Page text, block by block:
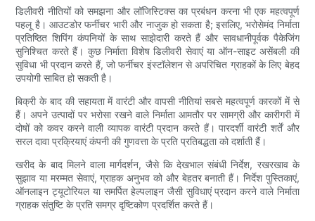
डिलीवरी नीतियों को समझना और लॉजिस्टिक्स का प्रबंधन करना भी एक महत्वपूर्ण
पहलू है। आउटडोर फर्नीचर भारी और नाजुक हो सकता है; इसलिए, भरोसेमंद निर्माता
प्रतिष्ठित शिपिंग कंपनियों के साथ साझेदारी करते हैं और सावधानीपूर्वक पैकेजिंग
सुनिश्चित करते हैं। कुछ निर्माता विशेष डिलीवरी सेवाएं या ऑन-साइट असेंबली की
सुविधा भी प्रदान करते हैं, जो फर्नीचर इंस्टॉलेशन से अपरिचित ग्राहकों के लिए बेहद
उपयोगी साबित हो सकती है।
बिक्री के बाद की सहायता में वारंटी और वापसी नीतियां सबसे महत्वपूर्ण कारकों में से
हैं। अपने उत्पादों पर भरोसा रखने वाले निर्माता आमतौर पर सामग्री और कारीगरी में
दोषों को कवर करने वाली व्यापक वारंटी प्रदान करते हैं। पारदर्शी वारंटी शर्तें और
सरल दावा प्रक्रियाएं कंपनी की गुणवत्ता के प्रति प्रतिबद्धता को दर्शाती हैं।
खरीद के बाद मिलने वाला मार्गदर्शन, जैसे कि देखभाल संबंधी निर्देश, रखरखाव के
सुझाव या मरम्मत सेवाएं, ग्राहक अनुभव को और बेहतर बनाती हैं। निर्देश पुस्तिकाएं,
ऑनलाइन ट्यूटोरियल या समर्पित हेल्पलाइन जैसी सुविधाएं प्रदान करने वाले निर्माता
ग्राहक संतुष्टि के प्रति समग्र दृष्टिकोण प्रदर्शित करते हैं।